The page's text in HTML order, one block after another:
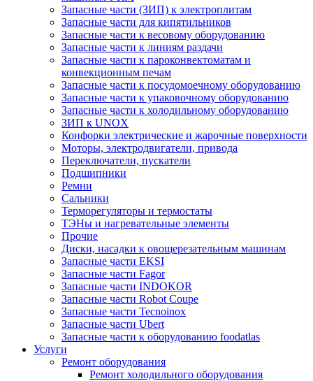
Запасные части (ЗИП) к электроплитам
Запасные части для кипятильников
Запасные части к весовому оборудованию
Запасные части к линиям раздачи
Запасные части к пароконвектоматам и
конвекционным печам
Запасные части к посудомоечному оборудованию
Запасные части к упаковочному оборудованию
Запасные части к холодильному оборудованию
ЗИП к UNOX
Конфорки электрические и жарочные поверхности
Моторы, электродвигатели, привода
Переключатели, пускатели
Подшипники
Ремни
Сальники
Терморегуляторы и термостаты
ТЭНы и нагревательные элементы
Прочие
Диски, насадки к овощерезательным машинам
Запасные части EKSI
Запасные части Fagor
Запасные части INDOKOR
Запасные части Robot Coupe
Запасные части Tecnoinox
Запасные части Ubert
Запасные части к оборудованию foodatlas
Услуги
Ремонт оборудования
Ремонт холодильного оборудования